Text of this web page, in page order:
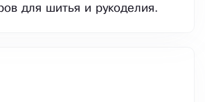
для шитья и рукоделия.